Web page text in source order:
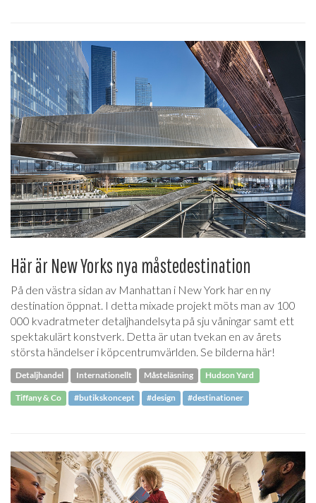
Här är New Yorks nya måstedestination
På den västra sidan av Manhattan i New York har en ny
destination öppnat. I detta mixade projekt möts man av 100
000 kvadratmeter detaljhandelsyta på sju våningar samt ett
spektakulärt konstverk. Detta är utan tvekan en av årets
största händelser i köpcentrumvärlden. Se bilderna här!
Detaljhandel Internationellt Måsteläsning Hudson Yard
Tiffany & Co #butikskoncept #design #destinationer